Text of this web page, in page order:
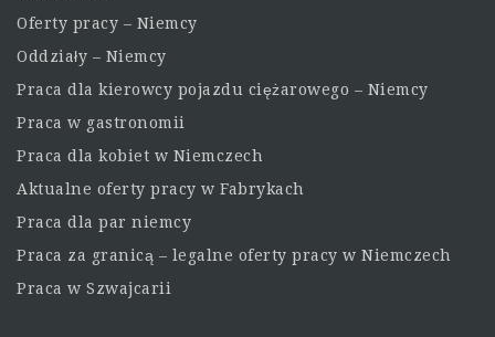
Oferty pracy – Niemcy
Oddziały – Niemcy
Praca dla kierowcy pojazdu ciężarowego – Niemcy
Praca w gastronomii
Praca dla kobiet w Niemczech
Aktualne oferty pracy w Fabrykach
Praca dla par niemcy
Praca za granicą – legalne oferty pracy w Niemczech
Praca w Szwajcarii